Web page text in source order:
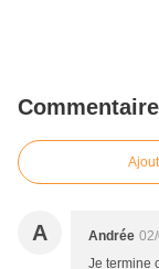
A Andrée
Je termine